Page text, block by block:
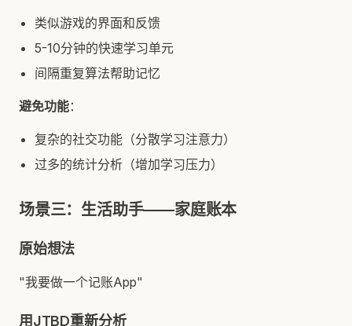
类似游戏的界面和反馈
5-10分钟的快速学习单元
间隔重复算法帮助记忆
避免功能：
复杂的社交功能（分散学习注意力）
过多的统计分析（增加学习压力）
场景三：生活助手——家庭账本
原始想法
"我要做一个记账App"
用JTBD重新分析